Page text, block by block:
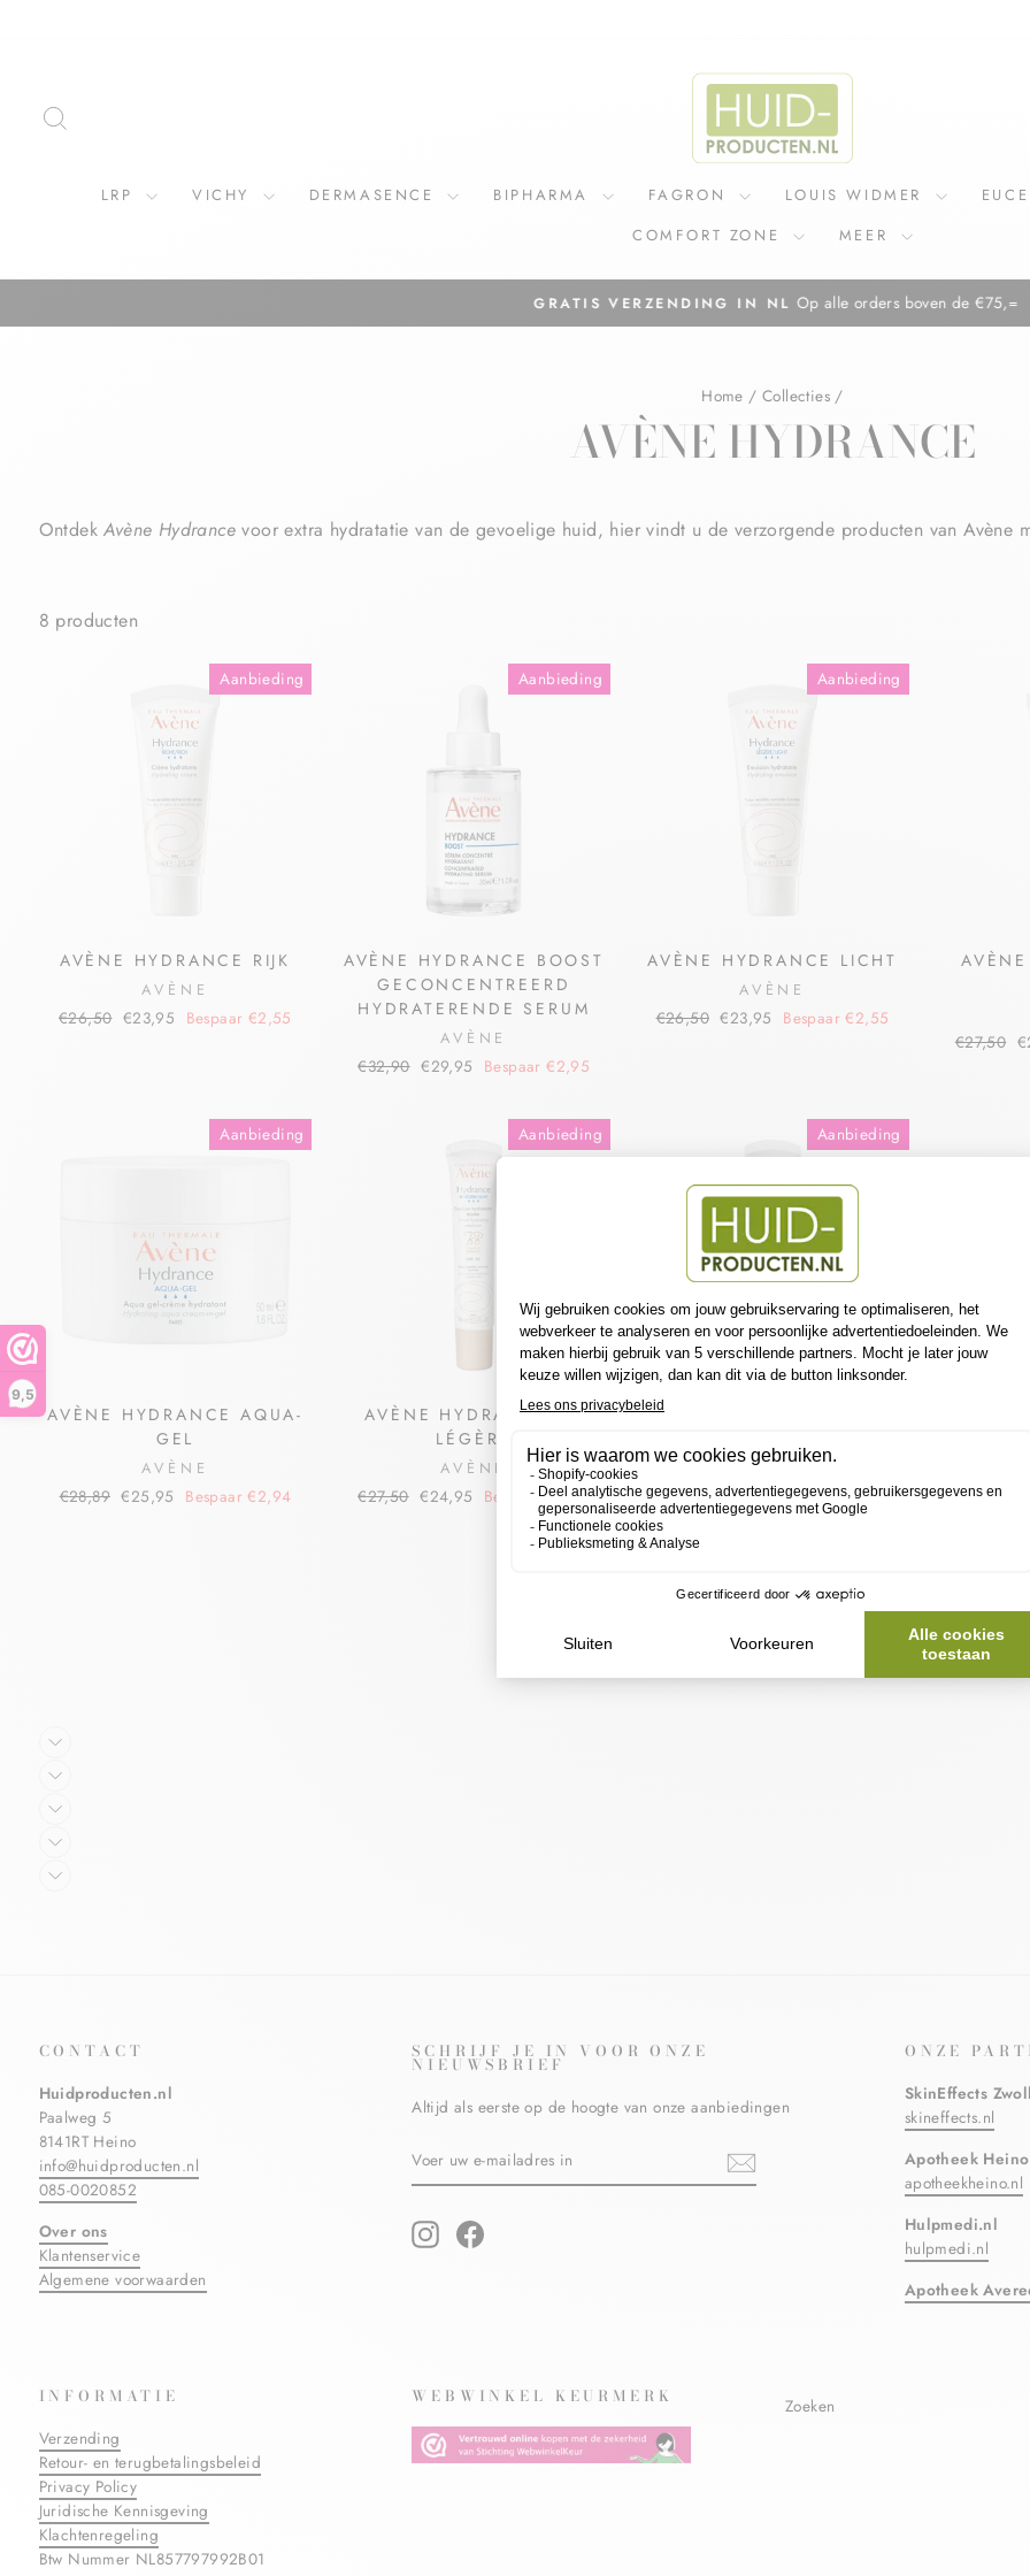
9,5
LRP VICHY DERMASENCE BIPHARMA FAGRON LOUIS WIDMER
COMFORT ZONE
MEER
Diavoorstelling
GRATIS VERZENDING IN NL Op alle orders boven de €75,=
Home / Collecties /
AVÈNE HYDRANCE
OntdekAvène Hydrance voor extra hydratatie van de gevoelige huid, hier vindt u de verzorgende producten van Avène
8 producten
Aanbieding
AVÈNE HYDRANCE RIJK
AVÈNE
€26,50 €23,95 Bespaar €2,55
Aanbieding
AVÈNE HYDRANCE BOOST
GECONCENTREERD
HYDRATERENDE SERUM
AVÈNE
€32,90 €29,95 Bespaar €2,95
Aanbieding
AVÈNE HYDRANCE LICHT
AVÈNE
€26,50 €23,95 Bespaar €2,55
€27,50
Aanbieding
AVÈNE HYDRANCE AQUA-
GEL
AVÈNE
€28,89 €25,95 Bespaar €2,94
Aanbieding
AVÈNE HYDRANCE BB
LÉGÈRE
AVÈNE
€27,50 €24,95 Bespaar €2,55
Aanbieding
AVÈNE HYDRANCE BB
AVÈNE
€27,50 €24,95 Bespaar €2,55
CONTACT
Huidproducten.nl
Paalweg 5
8141RT Heino
info@huidproducten.nl
085-0020852
Over ons
Klantenservice
Algemene voorwaarden
SCHRIJF JE IN VOOR ONZE
NIEUWSBRIEF
Altijd als eerste op de hoogte van onze aanbiedingen
UW
E-
IN InstagramFacebook
ONZE
SkinEffects
skineffects.nl
Apotheek Heino
apotheekheino.nl
Hulpmedi.nl
hulpmedi.nl
Apotheek
INFORMATIE
Verzending
Retour- en terugbetalingsbeleid
Privacy Policy
Juridische Kennisgeving
Klachtenregeling
Btw Nummer NL857797992B01
WEBWINKEL KEURMERK Zoeken